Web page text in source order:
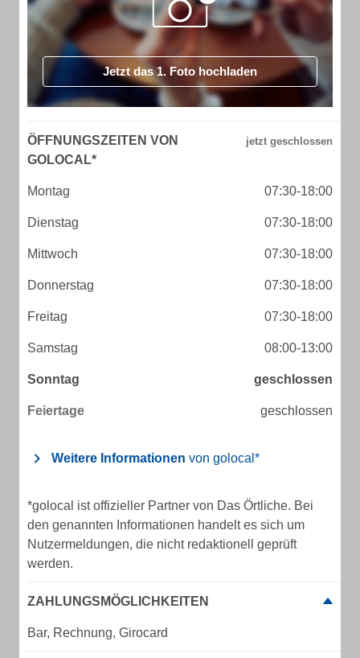
Jetzt das 1. Foto hochladen
ÖFFNUNGSZEITEN VON
GOLOCAL*
Montag 07:30-18:00
Dienstag 07:30-18:00
Mittwoch 07:30-18:00
Donnerstag 07:30-18:00
Freitag 07:30-18:00
Samstag 08:00-13:00
Sonntag geschlossen
Feiertage geschlossen
Weitere Informationen von golocal*
*golocal ist offizieller Partner von Das Örtliche. Bei
den genannten Informationen handelt es sich um
Nutzermeldungen, die nicht redaktionell geprüft
werden.
ZAHLUNGSMÖGLICHKEITEN
Bar, Rechnung, Girocard